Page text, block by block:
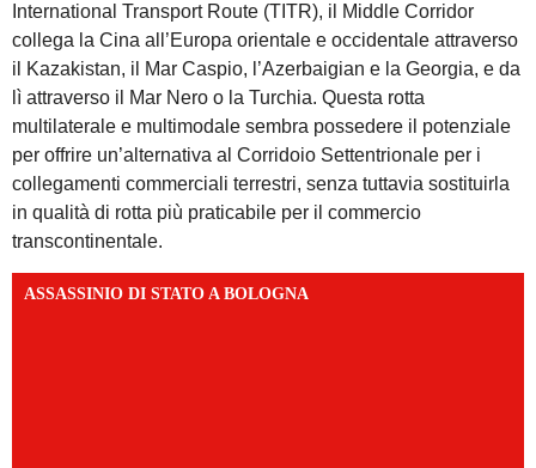
International Transport Route (TITR), il Middle Corridor
collega la Cina all’Europa orientale e occidentale attraverso
il Kazakistan, il Mar Caspio, l’Azerbaigian e la Georgia, e da
lì attraverso il Mar Nero o la Turchia. Questa rotta
multilaterale e multimodale sembra possedere il potenziale
per offrire un’alternativa al Corridoio Settentrionale per i
collegamenti commerciali terrestri, senza tuttavia sostituirla
in qualità di rotta più praticabile per il commercio
transcontinentale.
ASSASSINIO DI STATO A BOLOGNA